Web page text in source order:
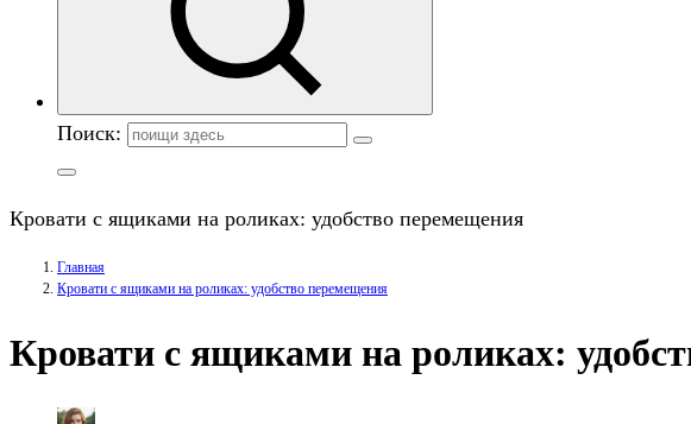
Поиск:
Кровати с ящиками на роликах: удобство перемещения
Главная
Кровати с ящиками на роликах: удобство перемещения
Кровати с ящиками на роликах: